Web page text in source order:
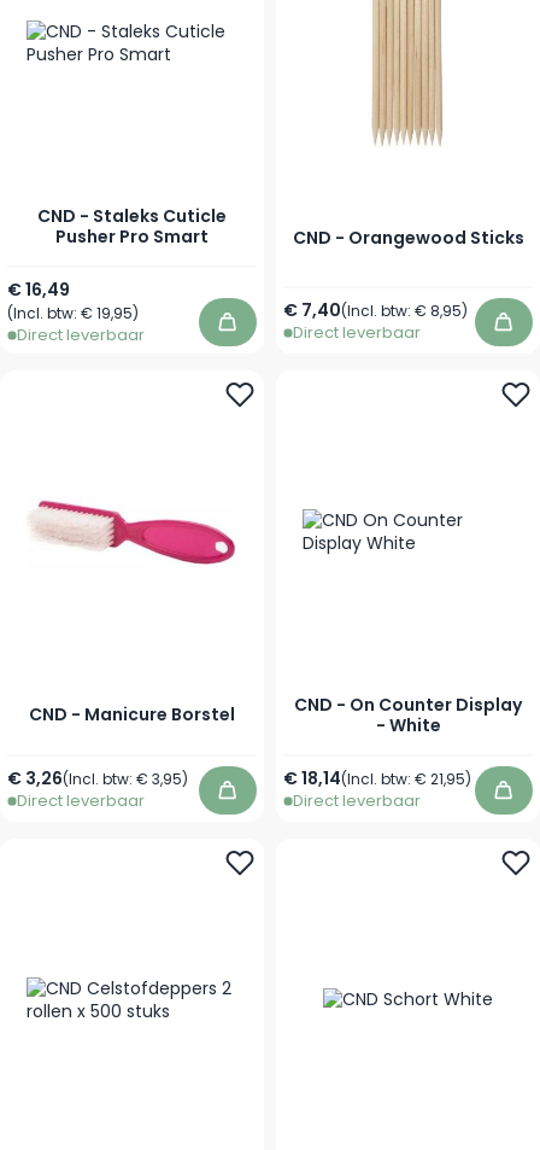
CND - Staleks Cuticle
Pusher Pro Smart
€ 16,49
(Incl. btw: € 19,95)
Direct leverbaar In winkelwagen
CND - Orangewood Sticks
€ 7,40(Incl. btw: € 8,95)
Direct leverbaar In
CND - Manicure Borstel
€ 3,26(Incl. btw: € 3,95)
Direct leverbaar In winkelwagen
CND - On Counter Display
- White
€ 18,14(Incl. btw: € 21,95)
Direct leverbaar In